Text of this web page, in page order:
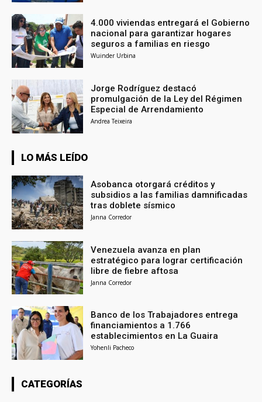
4.000 viviendas entregará el Gobierno
nacional para garantizar hogares
seguros a familias en riesgo
Wuinder Urbina
Jorge Rodríguez destacó
promulgación de la Ley del Régimen
Especial de Arrendamiento
Andrea Teixeira
LO MÁS LEÍDO
Asobanca otorgará créditos y
subsidios a las familias damnificadas
tras doblete sísmico
Janna Corredor
Venezuela avanza en plan
estratégico para lograr certificación
libre de fiebre aftosa
Janna Corredor
Banco de los Trabajadores entrega
financiamientos a 1.766
establecimientos en La Guaira
Yohenli Pacheco
CATEGORÍAS